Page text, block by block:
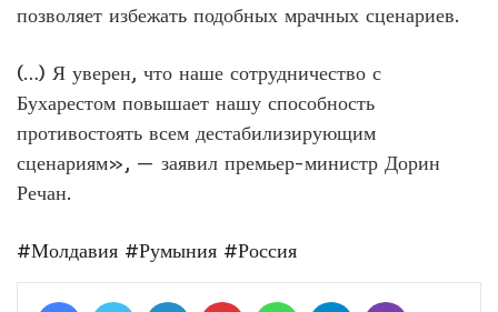
позволяет избежать подобных мрачных сценариев.
(…) Я уверен, что наше сотрудничество с
Бухарестом повышает нашу способность
противостоять всем дестабилизирующим
сценариям», — заявил премьер-министр Дорин
Речан.
#Молдавия #Румыния #Россия
FacebookTwitter LinkedIn Pinterest WhatsAppTelegram